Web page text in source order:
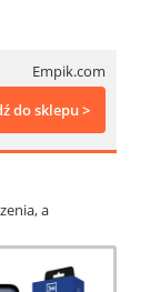
Empik.com
do sklepu >
a